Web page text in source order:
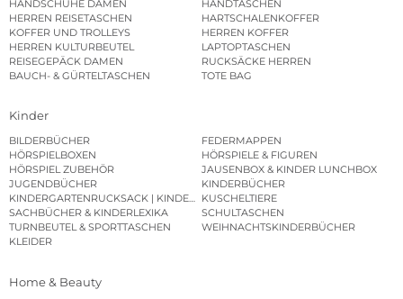
HANDSCHUHE DAMEN
HANDTASCHEN
HERREN REISETASCHEN
HARTSCHALENKOFFER
KOFFER UND TROLLEYS
HERREN KOFFER
HERREN KULTURBEUTEL
LAPTOPTASCHEN
REISEGEPÄCK DAMEN
RUCKSÄCKE HERREN
BAUCH- & GÜRTELTASCHEN
TOTE BAG
Kinder
BILDERBÜCHER
FEDERMAPPEN
HÖRSPIELBOXEN
HÖRSPIELE & FIGUREN
HÖRSPIEL ZUBEHÖR
JAUSENBOX & KINDER LUNCHBOX
JUGENDBÜCHER
KINDERBÜCHER
KINDERGARTENRUCKSACK | KINDERGARTENBEUTEL
KUSCHELTIERE
SACHBÜCHER & KINDERLEXIKA
SCHULTASCHEN
TURNBEUTEL & SPORTTASCHEN
WEIHNACHTSKINDERBÜCHER
KLEIDER
Home & Beauty